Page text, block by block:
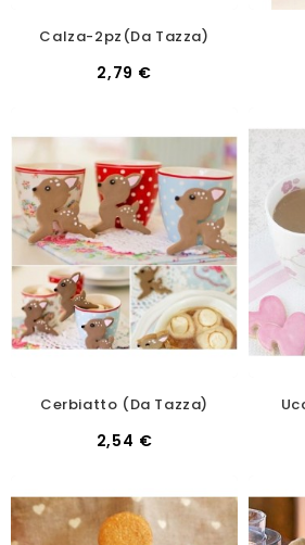
Calza-2pz(da Tazza)
2,79 €
Cerbiatto (da Tazza)
2,54 €